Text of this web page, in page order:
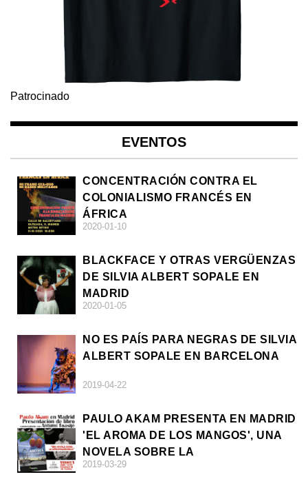
Patrocinado
EVENTOS
CONCENTRACIÓN CONTRA EL
COLONIALISMO FRANCÉS EN
ÁFRICA
2020-01-10
BLACKFACE Y OTRAS VERGÜENZAS
DE SILVIA ALBERT SOPALE EN
MADRID
2020-01-05
NO ES PAÍS PARA NEGRAS DE SILVIA
ALBERT SOPALE EN BARCELONA
2019-04-22
PAULO AKAM PRESENTA EN MADRID
'EL AROMA DE LOS MANGOS', UNA
NOVELA SOBRE LA
AFRODESCENDENCIA
2019-03-29